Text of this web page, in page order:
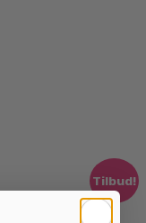
Tilbud!